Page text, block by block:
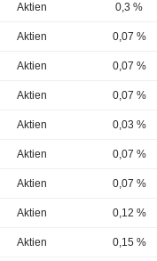
Aktien 0,3 %
Aktien 0,07 %
Aktien 0,07 %
Aktien 0,07 %
Aktien 0,03 %
Aktien 0,07 %
Aktien 0,07 %
Aktien 0,12 %
Aktien 0,15 %